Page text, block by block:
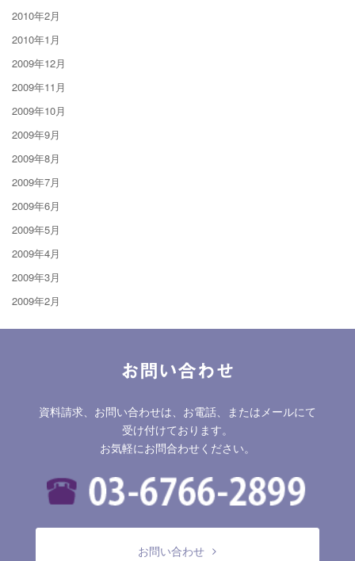
2010年2月
2010年1月
2009年12月
2009年11月
2009年10月
2009年9月
2009年8月
2009年7月
2009年6月
2009年5月
2009年4月
2009年3月
2009年2月
お問い合わせ
資料請求、お問い合わせは、お電話、またはメールにて
受け付けております。
お気軽にお問合わせください。
お問い合わせ